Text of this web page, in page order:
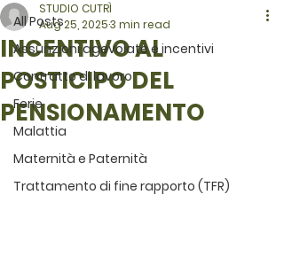
All Posts
Assunzioni agevolate e incentivi
Contratto di lavoro
Ferie
Malattia
Maternità e Paternità
Trattamento di fine rapporto (TFR)
INCENTIVO AL
POSTICIPO DEL
PENSIONAMENTO
STUDIO CUTRÌ
Aug 25, 20253 min read